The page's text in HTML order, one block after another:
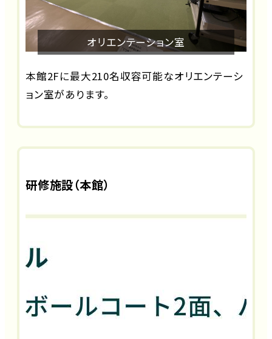
オリエンテーション室
本館2Fに最大210名収容可能なオリエンテーシ
ョン室があります。
研修施設（本館）